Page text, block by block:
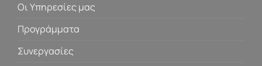
Οι Υπηρεσίες μας
Προγράμματα
Συνεργασίες